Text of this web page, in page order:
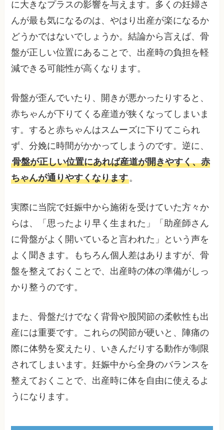
に大きなプラスの影響を与えます。多くの妊婦さ
んが最も気になるのは、やはり出産が楽になるか
どうかではないでしょうか。結論から言えば、骨
盤が正しい位置にあることで、出産時の負担を軽
減できる可能性が高くなります。
骨盤が歪んでいたり、開きが悪かったりすると、
赤ちゃんが下りてくる産道が狭くなってしまいま
す。すると赤ちゃんはスムーズに下りてこられ
ず、分娩に時間がかかってしまうのです。逆に、
骨盤が正しい位置にあれば産道が開きやすく、赤
ちゃんが通りやすくなります。
実際に当院で妊娠中から施術を受けていた方々か
らは、「思ったより早く生まれた」「助産師さん
に骨盤がよく開いていると言われた」という声を
よく聞きます。もちろん個人差はありますが、骨
盤を整えておくことで、出産時の体の準備がしっ
かり整うのです。
また、骨盤だけでなく背骨や股関節の柔軟性も出
産には重要です。これらの関節が硬いと、陣痛の
際に体勢を変えたり、いきんだりする動作が制限
されてしまいます。妊娠中から全身のバランスを
整えておくことで、出産時に体を自由に使えるよ
うになります。